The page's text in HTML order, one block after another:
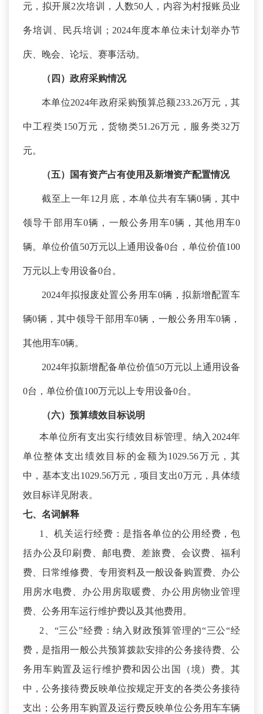
元，拟开展2次培训，人数50人，内容为村报账员业
务培训、民兵培训；2024年度本单位未计划举办节
庆、晚会、论坛、赛事活动。
（四）政府采购情况
本单位2024年政府采购预算总额233.26万元，其
中工程类150万元，货物类51.26万元，服务类32万
元。
（五）国有资产占有使用及新增资产配置情况
截至上一年12月底，本单位共有车辆0辆，其中
领导干部用车0辆，一般公务用车0辆，其他用车0
辆。单位价值50万元以上通用设备0台，单位价值100
万元以上专用设备0台。
2024年拟报废处置公务用车0辆，拟新增配置车
辆0辆，其中领导干部用车0辆，一般公务用车0辆，
其他用车0辆。
2024年拟新增配备单位价值50万元以上通用设备
0台，单位价值100万元以上专用设备0台。
（六）预算绩效 目标说明
本单位所有支出实行绩效目标管理。纳入 2024年
单位整体支出绩效目标的金额为1029.56万元，其
中，基本支出1029.56万元，项目支出0万元，具体绩
效目标详见附表。
七、名词解释
1、机关运行经费：是指各单位的公用经费，包
括办公及印刷费、邮电费、差旅费、会议费、福利
费、日常维修费、专用资料及一般设备购置费、办公
用房水电费、办公用房取暖费、办公用房物业管理
费、公务用车运行维护费以及其他费用。
2、“三公”经费：纳入财政预算管理的“三公“经
费，是指用一般公共预算拨款安排的公务接待费、公
务用车购置及运行维护费和因公出国（境）费。其
中，公务接待费反映单位按规定开支的各类公务接待
支出；公务用车购置及运行费反映单位公务用车车辆